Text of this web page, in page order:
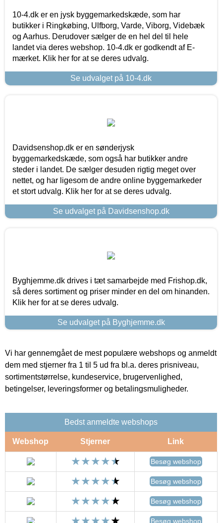
10-4.dk er en jysk byggemarkedskæde, som har
butikker i Ringkøbing, Ulfborg, Varde, Viborg, Videbæk
og Aarhus. Derudover sælger de en hel del til hele
landet via deres webshop. 10-4.dk er godkendt af E-
mærket. Klik her for at se deres udvalg.
Se udvalget på 10-4.dk
Davidsenshop.dk er en sønderjysk
byggemarkedskæde, som også har butikker andre
steder i landet. De sælger desuden rigtig meget over
nettet, og har ligesom de andre online byggemarkeder
et stort udvalg. Klik her for at se deres udvalg.
Se udvalget på Davidsenshop.dk
Byghjemme.dk drives i tæt samarbejde med Frishop.dk,
så deres sortiment og priser minder en del om hinanden.
Klik her for at se deres udvalg.
Se udvalget på Byghjemme.dk
Vi har gennemgået de mest populære webshops og anmeldt
dem med stjerner fra 1 til 5 ud fra bl.a. deres prisniveau,
sortimentstørrelse, kundeservice, brugervenlighed,
betingelser, leveringsformer og betalingsmuligheder.
Bedst anmeldte webshops
Webshop Stjerner Link
Besøg webshop
Besøg webshop
Besøg webshop
Besøg webshop